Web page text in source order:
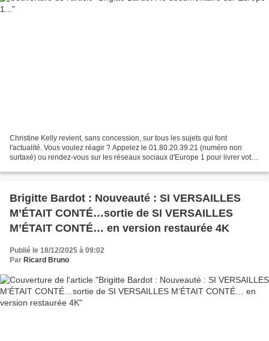
Christine Kelly revient, sans concession, sur tous les sujets qui font
l'actualité. Vous voulez réagir ? Appelez le 01.80.20.39.21 (numéro non
surtaxé) ou rendez-vous sur les réseaux sociaux d'Europe 1 pour livrer votre
Brigitte Bardot : Nouveauté : SI VERSAILLES
M’ÉTAIT CONTÉ…sortie de SI VERSAILLES
M’ÉTAIT CONTÉ… en version restaurée 4K
Publié le 18/12/2025 à 09:02
Par Ricard Bruno